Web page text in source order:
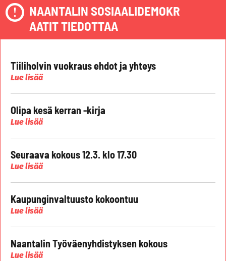
NAANTALIN SOSIAALIDEMOKR
AATIT TIEDOTTAA
Tiiliholvin vuokraus ehdot ja yhteys
Lue lisää
Olipa kesä kerran -kirja
Lue lisää
Seuraava kokous 12.3. klo 17.30
Lue lisää
Kaupunginvaltuusto kokoontuu
Lue lisää
Naantalin Työväenyhdistyksen kokous
Lue lisää